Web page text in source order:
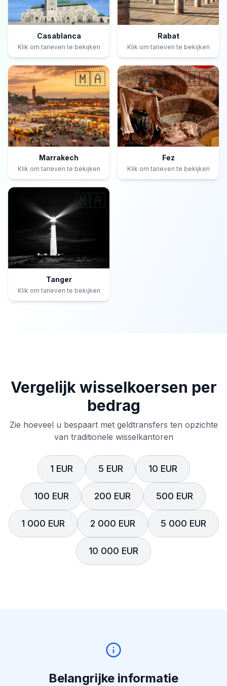
Casablanca
Klik om tarieven te bekijken
Rabat
Klik om tarieven te bekijken
🇲🇦
Marrakech
Klik om tarieven te bekijken
🇲🇦
Fez
Klik om tarieven te bekijken
🇲🇦
Tanger
Klik om tarieven te bekijken
Vergelijk wisselkoersen per
bedrag
Zie hoeveel u bespaart met geldtransfers ten opzichte
van traditionele wisselkantoren
1 EUR 5 EUR 10 EUR
100 EUR 200 EUR 500 EUR
1 000 EUR 2 000 EUR 5 000 EUR
10 000 EUR
Belangrijke informatie